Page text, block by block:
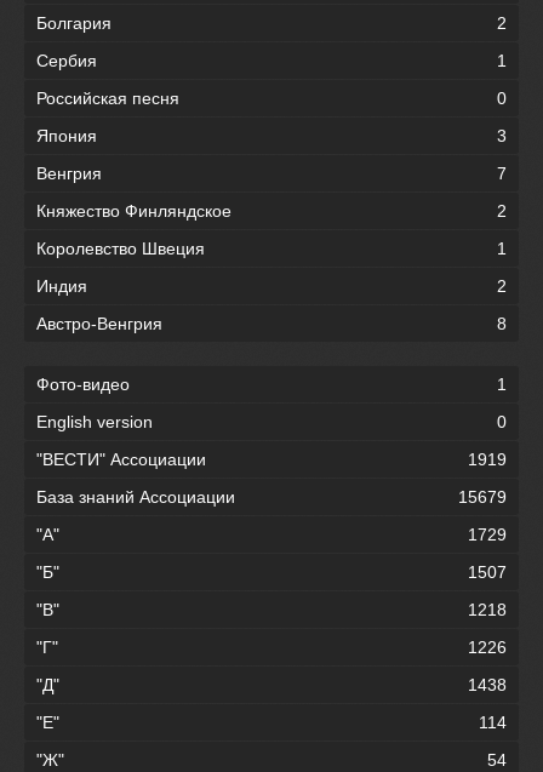
Болгария
2
Сербия
1
Российская песня
0
Япония
3
Венгрия
7
Княжество Финляндское
2
Королевство Швеция
1
Индия
2
Австро-Венгрия
8
Фото-видео
1
English version
0
"ВЕСТИ" Ассоциации
1919
База знаний Ассоциации
15679
"А"
1729
"Б"
1507
"В"
1218
"Г"
1226
"Д"
1438
"Е"
114
"Ж"
54